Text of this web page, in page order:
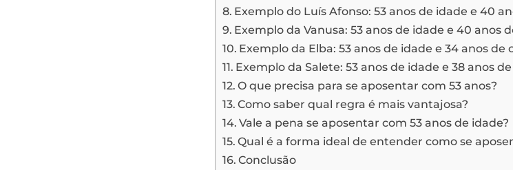
Exemplo do Luís Afonso: 53 anos de idade e 40
Exemplo da Vanusa: 53 anos de idade e 40 anos
Exemplo da Elba: 53 anos de idade e 34 anos de
Exemplo da Salete: 53 anos de idade e 38 anos
O que precisa para se aposentar com 53 anos?
Como saber qual regra é mais vantajosa?
Vale a pena se aposentar com 53 anos de idade?
Qual é a forma ideal de entender como se
Conclusão